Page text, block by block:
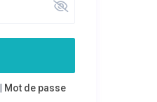
Mot de passe